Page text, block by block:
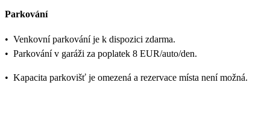
Parkování
• Venkovní parkování je k dispozici zdarma.
• Parkování v garáži za poplatek 8 EUR/auto/den.
• Kapacita parkovišť je omezená a rezervace místa není možná.